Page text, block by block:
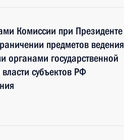
Комиссии при Президенте
предметов ведения
государственной
субъектов РФ